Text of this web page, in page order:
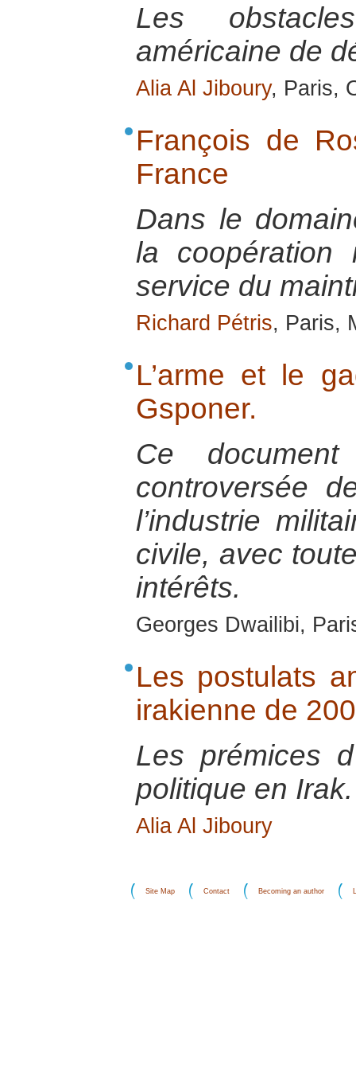
Les
américaine de
Alia Al Jiboury, Paris,
François de
France
Dans le
la coopération
service du
Richard Pétris, Paris,
L’arme et le
Gsponer.
Ce
controversée
l’industrie
civile, avec
intérêts.
Georges Dwailibi,
Les postulats
irakienne de
Les prémices
politique en Irak.
Alia Al Jiboury
Site Map Contact Becoming an author